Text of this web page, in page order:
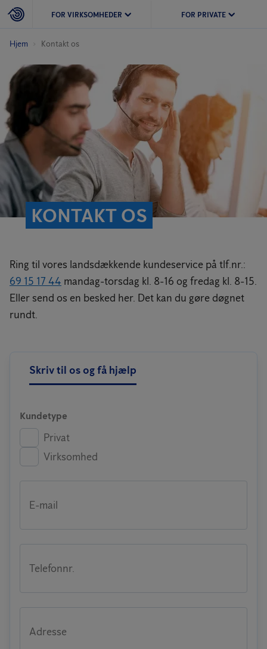
FOR VIRKSOMHEDER FOR PRIVATE
Hjem Kontakt os
KONTAKT OS
Ring til vores landsdækkende kundeservice på tlf.nr.:
69 15 17 44 mandag-torsdag kl. 8-16 og fredag kl. 8-15.
Eller send os en besked her. Det kan du gøre døgnet
rundt.
Skriv til os og få hjælp
Kundetype
Privat
Virksomhed
E-mail
Telefonnr.
Adresse